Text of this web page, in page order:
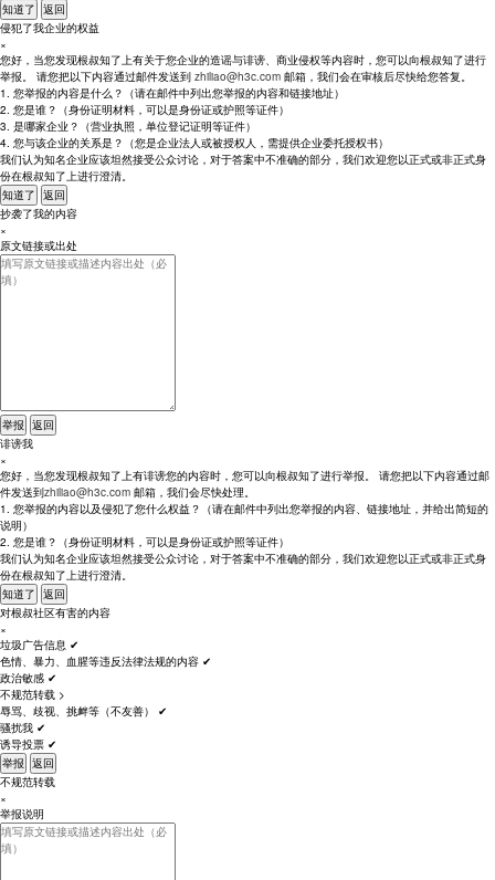
知道了 返回
侵犯了我企业的权益
×
您好，当您发现根叔知了上有关于您企业的造谣与诽谤、商业侵权等内容时，您可以向根叔知了进行
举报。 请您把以下内容通过邮件发送到 zhiliao@h3c.com 邮箱，我们会在审核后尽快给您答复。
1. 您举报的内容是什么？（请在邮件中列出您举报的内容和链接地址）
2. 您是谁？（身份证明材料，可以是身份证或护照等证件）
3. 是哪家企业？（营业执照，单位登记证明等证件）
4. 您与该企业的关系是？（您是企业法人或被授权人，需提供企业委托授权书）
我们认为知名企业应该坦然接受公众讨论，对于答案中不准确的部分，我们欢迎您以正式或非正式身
份在根叔知了上进行澄清。
知道了 返回
抄袭了我的内容
×
原文链接或出处
举报 返回
诽谤我
×
您好，当您发现根叔知了上有诽谤您的内容时，您可以向根叔知了进行举报。 请您把以下内容通过邮
件发送到zhiliao@h3c.com 邮箱，我们会尽快处理。
1. 您举报的内容以及侵犯了您什么权益？（请在邮件中列出您举报的内容、链接地址，并给出简短的
说明）
2. 您是谁？（身份证明材料，可以是身份证或护照等证件）
我们认为知名企业应该坦然接受公众讨论，对于答案中不准确的部分，我们欢迎您以正式或非正式身
份在根叔知了上进行澄清。
知道了 返回
对根叔社区有害的内容
×
垃圾广告信息 ✔
色情、暴力、血腥等违反法律法规的内容 ✔
政治敏感 ✔
不规范转载 >
辱骂、歧视、挑衅等（不友善）
✔
骚扰我 ✔
诱导投票 ✔
举报 返回
不规范转载
×
举报说明